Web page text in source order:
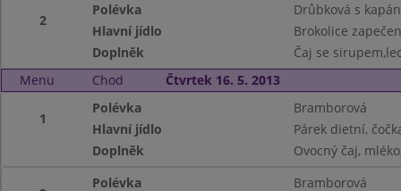
2
Polévka
Drůbková s
Hlavní jídlo
Brokolice
Doplněk
Čaj se
Menu
Chod Čtvrtek 16. 5. 2013
1
Polévka
Bramborová
Hlavní jídlo
Párek dietní,
Doplněk
Ovocný čaj,
Polévka
Bramborová